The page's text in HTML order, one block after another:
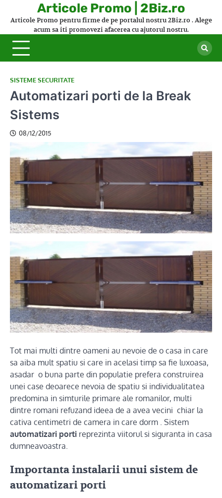
Articole Promo | 2Biz.ro
Articole Promo pentru firme de pe portalul nostru 2Biz.ro . Alege
acum sa iti promovezi afacerea cu ajutorul nostru.
SISTEME SECURITATE
Automatizari porti de la Break
Sistems
08/12/2015
Tot mai multi dintre oameni au nevoie de o casa in care
sa aiba mult spatiu si care in acelasi timp sa fie luxoasa,
asadar o buna parte din populatie prefera construirea
unei case deoarece nevoia de spatiu si individualitatea
predomina in simturile primare ale romanilor, multi
dintre romani refuzand ideea de a avea vecini chiar la
cativa centimetri de camera in care dorm . Sistem
automatizari porti reprezinta viitorul si siguranta in casa
dumneavoastra.
Importanta instalarii unui sistem de
automatizari porti